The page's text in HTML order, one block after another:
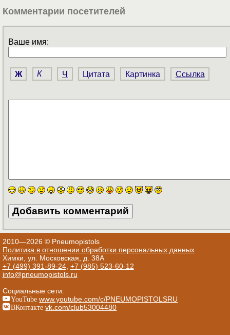
Комментарии посетителей
Ваше имя:
Ж К Ч Цитата Картинка Ссылка
2010—2026 © Pneumopistols
Политика в отношении обработки персональных данных
Химки, ул. Московская, д. 38А
+7 (499) 391-89-24, +7 (985) 523-60-12
info@pneumopistols.ru
Социальные сети:
YouTube www.youtube.com/c/PNEUMOPISTOLSRU
ВКонтакте vk.com/club53004480